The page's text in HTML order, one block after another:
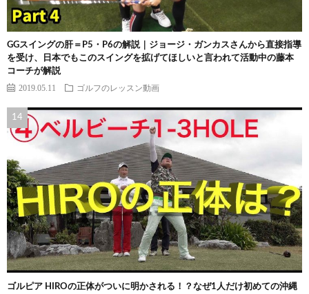
GGスイングの肝＝P5・P6の解説｜ジョージ・ガンカスさんから直接指導
を受け、日本でもこのスイングを拡げてほしいと言われて活動中の藤本
コーチが解説
2019.05.11 ゴルフのレッスン動画
ゴルピア HIROの正体がついに明かされる！？なぜ1人だけ初めての沖縄